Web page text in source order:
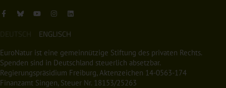
DEUTSCH ENGLISCH
EuroNatur ist eine gemeinnützige Stiftung des privaten Rechts.
Spenden sind in Deutschland steuerlich absetzbar.
Regierungspräsidium Freiburg, Aktenzeichen 14-0563-174
Finanzamt Singen, Steuer Nr. 18153/25263